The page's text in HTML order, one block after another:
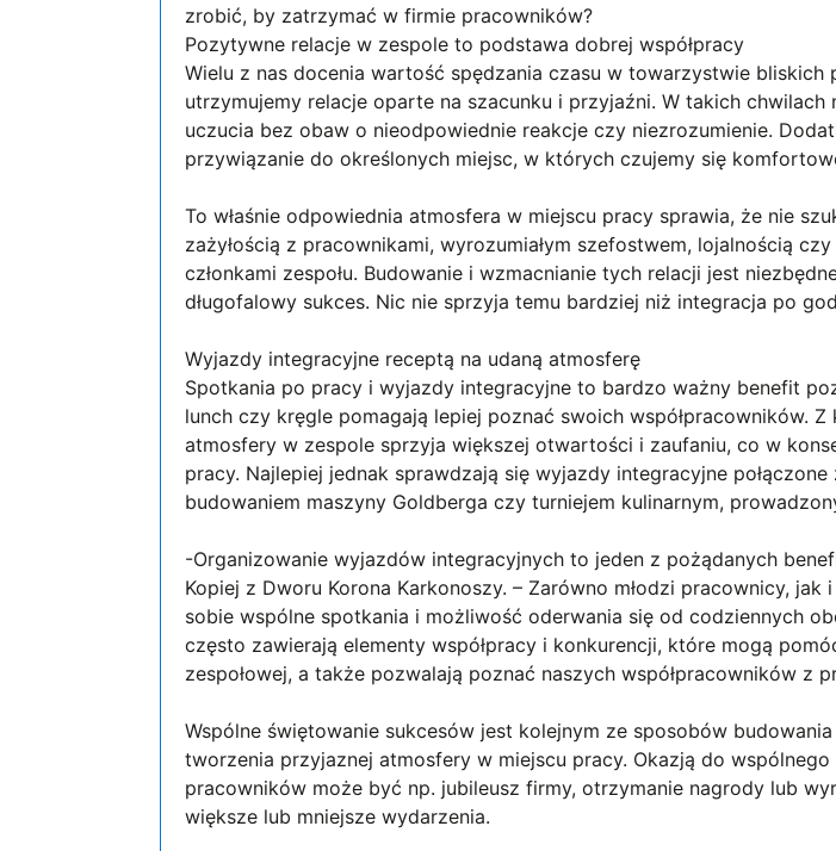
zrobić, by zatrzymać w firmie pracowników?
Pozytywne relacje w zespole to podstawa dobrej współpracy
Wielu z nas docenia wartość spędzania czasu w towarzystwie bliskich
utrzymujemy relacje oparte na szacunku i przyjaźni. W takich chwilach
uczucia bez obaw o nieodpowiednie reakcje czy niezrozumienie.
przywiązanie do określonych miejsc, w których czujemy się
To właśnie odpowiednia atmosfera w miejscu pracy sprawia, że nie
zażyłością z pracownikami, wyrozumiałym szefostwem, lojalnością
członkami zespołu. Budowanie i wzmacnianie tych relacji jest
długofalowy sukces. Nic nie sprzyja temu bardziej niż integracja po
Wyjazdy integracyjne receptą na udaną atmosferę
Spotkania po pracy i wyjazdy integracyjne to bardzo ważny benefit
lunch czy kręgle pomagają lepiej poznać swoich współpracowników.
atmosfery w zespole sprzyja większej otwartości i zaufaniu, co w
pracy. Najlepiej jednak sprawdzają się wyjazdy integracyjne
budowaniem maszyny Goldberga czy turniejem kulinarnym,
-Organizowanie wyjazdów integracyjnych to jeden z pożądanych
Kopiej z Dworu Korona Karkonoszy. – Zarówno młodzi pracownicy,
sobie wspólne spotkania i możliwość oderwania się od codziennych
często zawierają elementy współpracy i konkurencji, które mogą
zespołowej, a także pozwalają poznać naszych współpracowników z
Wspólne świętowanie sukcesów jest kolejnym ze sposobów
tworzenia przyjaznej atmosfery w miejscu pracy. Okazją do
pracowników może być np. jubileusz firmy, otrzymanie nagrody lub
większe lub mniejsze wydarzenia.